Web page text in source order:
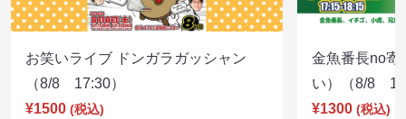
お笑いライブ ドンガラガッシャン
（8/8 17:30）
¥1500 (税込)
金魚番長no寄
い）（8/8
¥1300 (税込)